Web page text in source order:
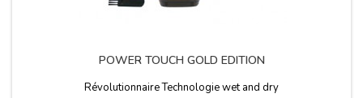
POWER TOUCH GOLD EDITION
Révolutionnaire Technologie wet and dry